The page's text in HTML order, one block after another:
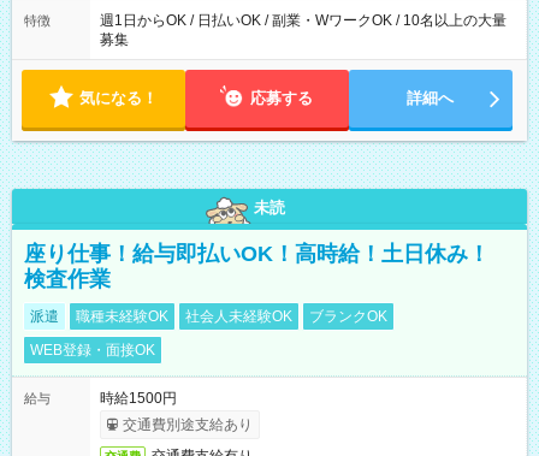
特徴
週1日からOK / 日払いOK / 副業・WワークOK / 10名以上の大量
募集
気になる！ 応募する 詳細へ
未読
座り仕事！給与即払いOK！高時給！土日休み！
検査作業
派遣 職種未経験OK 社会人未経験OK
ブランクOK
WEB登録・面接OK
給与
時給1500円
交通費別途支給あり